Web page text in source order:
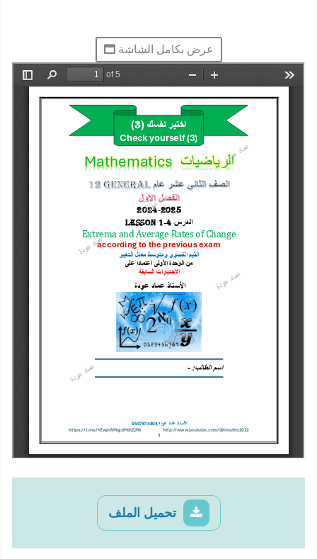
عرض بكامل الشاشة
تحميل الملف